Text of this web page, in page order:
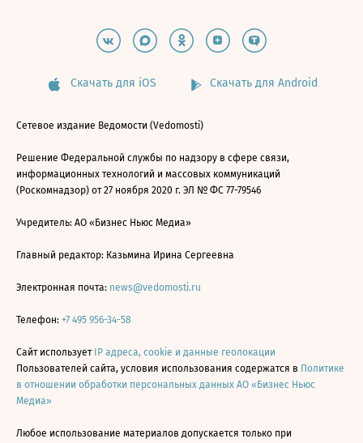
Скачать для iOS Скачать для Android
Сетевое издание Ведомости (Vedomosti)
Решение Федеральной службы по надзору в сфере связи,
информационных технологий и массовых коммуникаций
(Роскомнадзор) от 27 ноября 2020 г. ЭЛ № ФС 77-79546
Учредитель: АО «Бизнес Ньюс Медиа»
Главный редактор: Казьмина Ирина Сергеевна
Электронная почта: news@vedomosti.ru
Телефон: +7 495 956-34-58
Сайт использует IP адреса, cookie и данные геолокации
Пользователей сайта, условия использования содержатся в Политике
в отношении обработки персональных данных АО «Бизнес Ньюс
Медиа»
Любое использование материалов допускается только при